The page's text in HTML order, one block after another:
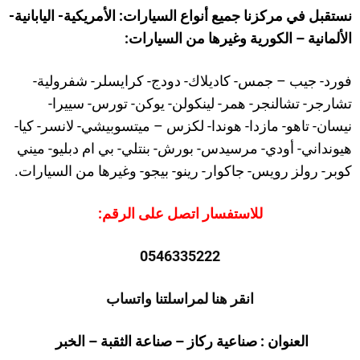
نستقبل في مركزنا جميع أنواع السيارات: الأمريكية- اليابانية-
الألمانية – الكورية وغيرها من السيارات:
فورد- جيب – جمس- كاديلاك- دودج- كرايسلر- شفرولية-
تشارجر- تشالنجر- همر- لينكولن- يوكن- تورس- سييرا-
نيسان- تاهو- مازدا- هوندا- لكزس – ميتسوبيشي- لانسر- كيا-
هيونداني- أودي- مرسيدس- بورش- بنتلي- بي ام دبليو- ميني
كوبر- رولز رويس- جاكوار- رينو- بيجو- وغيرها من السيارات.
للاستفسار اتصل على الرقم:
0546335222
انقر هنا لمراسلتنا واتساب
العنوان : صناعية ركاز – صناعة الثقبة – الخبر